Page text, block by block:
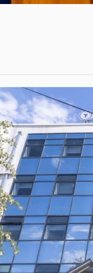
бус, хүний
сайн засаглалаар
дамнасан
чуулганыг…